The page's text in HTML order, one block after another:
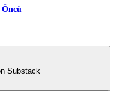
Substack